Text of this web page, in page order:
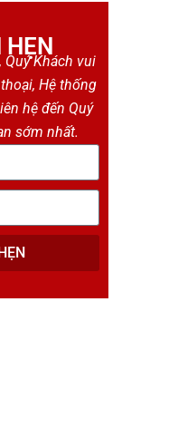
Khách vui
Hệ thống
hệ đến Quý
sớm nhất.